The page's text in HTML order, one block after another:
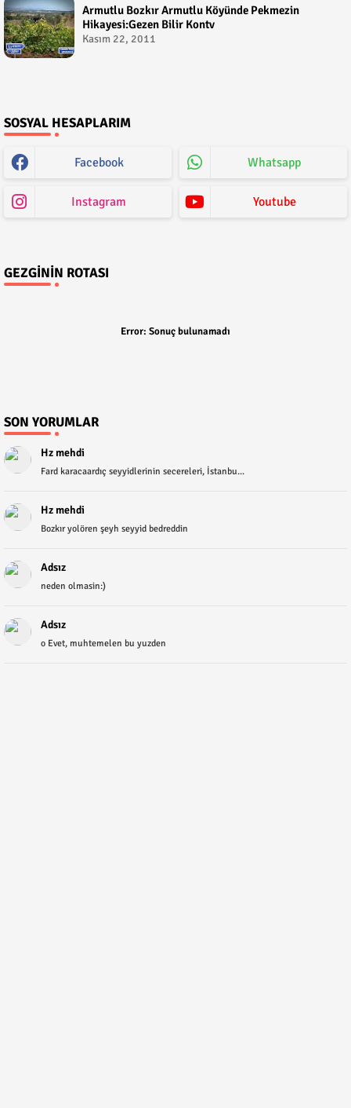
Armutlu Bozkır Armutlu Köyünde Pekmezin
Hikayesi:Gezen Bilir Kontv
Kasım 22, 2011
SOSYAL HESAPLARIM
Facebook Whatsapp
Instagram Youtube
GEZGININ ROTASI
Error: Sonuç bulunamadı
SON YORUMLAR
Hz mehdi
Fard karacaardıç seyyidlerinin secereleri, İstanbu...
Hz mehdi
Bozkır yolören şeyh seyyid bedreddin
Adsız
neden olmasin:)
Adsız
o Evet, muhtemelen bu yuzden